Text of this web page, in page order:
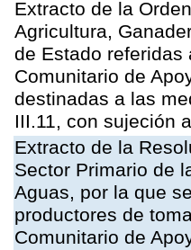
Extracto de la
Agricultura,
de Estado referidas
Comunitario de
destinadas a las
III.11, con sujeción
Extracto de la
Sector Primario de
Aguas, por la que
productores de
Comunitario de